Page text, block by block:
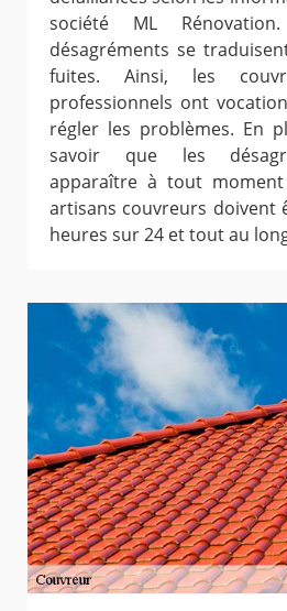
société ML
désagréments se
fuites. Ainsi, les
professionnels ont
régler les problèmes. En
savoir que les
apparaître à tout
artisans couvreurs doivent
heures sur 24 et tout au